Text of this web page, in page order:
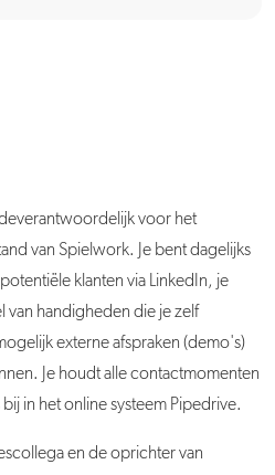
voor het
van Spielwork. Je bent dagelijks
klanten via LinkedIn, je
handigheden die je zelf
externe afspraken (demo's)
Je houdt alle contactmomenten
in het online systeem Pipedrive.
en de oprichter van